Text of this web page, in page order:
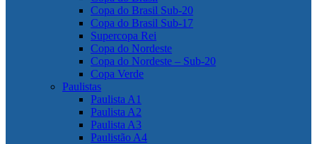
Copa do Brasil Sub-20
Copa do Brasil Sub-17
Supercopa Rei
Copa do Nordeste
Copa do Nordeste – Sub-20
Copa Verde
Paulistas
Paulista A1
Paulista A2
Paulista A3
Paulistão A4